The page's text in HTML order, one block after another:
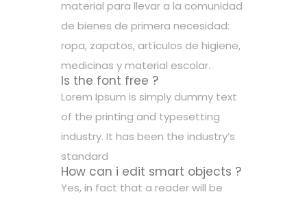
material para llevar a la comunidad
de bienes de primera necesidad:
ropa, zapatos, artículos de higiene,
medicinas y material escolar.
Is the font free ?
Lorem Ipsum is simply dummy text
of the printing and typesetting
industry. It has been the industry’s
standard
How can i edit smart objects ?
Yes, in fact that a reader will be